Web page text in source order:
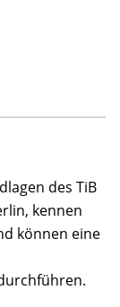
des TiB
kennen
können eine